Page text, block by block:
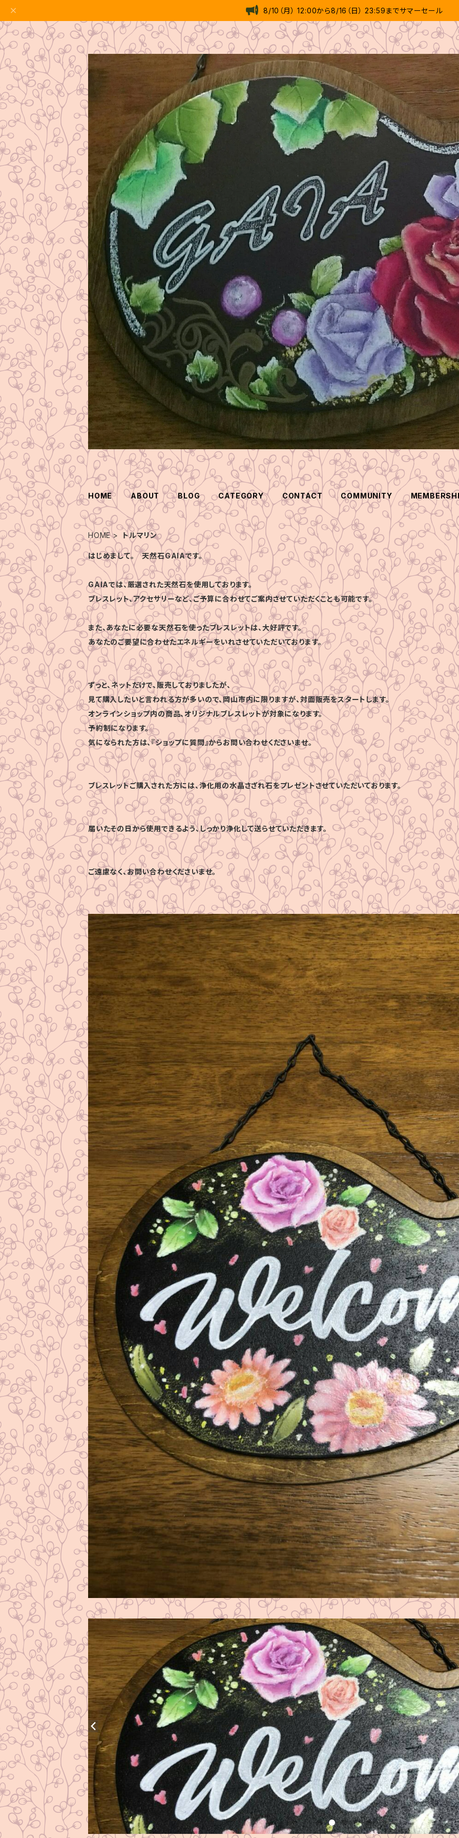
8/10（月） 12:00から8/16（日） 23:59までサマーセール
HOME ABOUT BLOG CATEGORY CONTACT COMMUNITY
HOME トルマリン
はじめまして。 天然石GAIAです。
GAIAでは、厳選された天然石を使用しております。
ブレスレット、アクセサリーなど、ご予算に合わせてご案内させていただくことも可能です。
また、あなたに必要な天然石を使ったブレスレットは、大好評です。
あなたのご要望に合わせたエネルギーをいれさせていただいております。
ずっと、ネットだけで、販売しておりましたが、
見て購入したいと言われる方が多いので、岡山市内に限りますが、対面販売をスタートします。
オンラインショップ内の商品、オリジナルブレスレットが対象になります。
予約制になります。
気になられた方は、『ショップに質問』からお問い合わせくださいませ。
ブレスレットご購入された方には、浄化用の水晶さざれ石をプレゼントさせていただいております。
届いたその日から使用できるよう、しっかり浄化して送らせていただきます。
ご遠慮なく、お問い合わせくださいませ。